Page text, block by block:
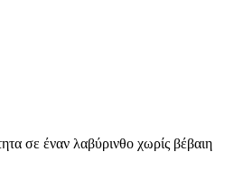
σε έναν λαβύρινθο χωρίς βέβαιη